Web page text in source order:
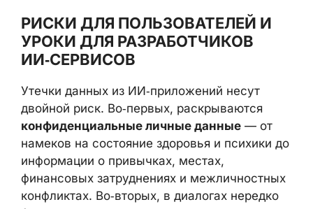
исправлена.
РИСКИ ДЛЯ ПОЛЬЗОВАТЕЛЕЙ И
УРОКИ ДЛЯ РАЗРАБОТЧИКОВ
ИИ‑СЕРВИСОВ
Утечки данных из ИИ‑приложений несут
двойной риск. Во‑первых, раскрываются
конфиденциальные личные данные
намеков на состояние здоровья и психики
до информации о привычках, местах,